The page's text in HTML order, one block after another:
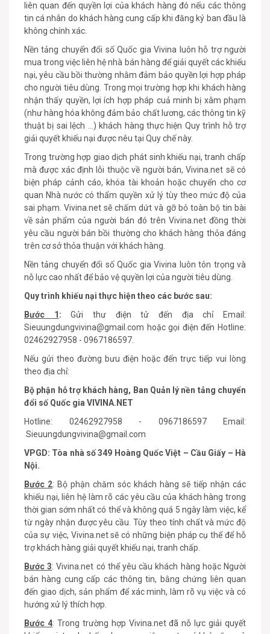
liên quan đến quyền lợi của khách hàng đó nếu các thông
tin cá nhân do khách hàng cung cấp khi đăng ký ban đầu là
không chính xác.
Nền tảng chuyển đổi số Quốc gia Vivina luôn hỗ trợ người
mua trong việc liên hệ nhà bán hàng để giải quyết các khiếu
nại, yêu cầu bồi thường nhằm đảm bảo quyền lợi hợp pháp
cho người tiêu dùng. Trong mọi trường hợp khi khách hàng
nhận thấy quyền, lợi ích hợp pháp cuả minh bị xâm phạm
(như hàng hóa không đảm bảo chất lương, các thông tin kỹ
thuật bị sai lệch …) khách hàng thực hiện Quy trình hỗ trợ
giải quyết khiếu nại được nêu tại Quy chế này.
Trong trường hợp giao dịch phát sinh khiếu nại, tranh chấp
mà được xác định lỗi thuộc về người bán, Vivina.net sẽ có
biện pháp cảnh cáo, khóa tài khoản hoặc chuyển cho cơ
quan Nhà nước có thẩm quyền xử lý tùy theo mức độ của
sai phạm. Vivina.net sẽ chấm dứt và gỡ bỏ toàn bộ tin bài
về sản phẩm của người bán đó trên Vivina.net đồng thời
yêu cầu người bán bồi thường cho khách hàng thỏa đáng
trên cơ sở thỏa thuận với khách hàng.
Nền tảng chuyển đổi số Quốc gia Vivina luôn tôn trọng và
nỗ lực cao nhất để bảo vệ quyền lợi của người tiêu dùng.
Quy trình khiếu nại thực hiện theo các bước sau:
Bước 1 : Gửi thư điện tử đến địa chỉ Email:
Sieuungdungvivina@gmail.com hoặc gọi điện đến Hotline:
02462927958 - 0967186597
Nếu gửi theo đường bưu điện hoặc đến trực tiếp vui lòng
theo địa chỉ:
Bộ phận hỗ trợ khách hàng, Ban Quản lý nền tảng chuyển
đổi số Quốc gia VIVINA.NET
Hotline: 02462927958 - 0967186597
Email:
Sieuungdungvivina@gmail.com
VPGD: Tòa nhà số 349 Hoàng Quốc Việt – Cầu Giấy – Hà
Nội.
Bước 2: Bộ phận chăm sóc khách hàng sẽ tiếp nhận các
khiếu nại, liên hệ làm rõ các yêu cầu của khách hàng trong
thời gian sớm nhất có thể và không quá 5 ngày làm việc, kể
từ ngày nhận được yêu cầu. Tùy theo tính chất và mức độ
của sự việc, Vivina.net sẽ có những biện pháp cụ thể để hỗ
trợ khách hàng giải quyết khiếu nại, tranh chấp.
Bước 3: Vivina.net có thể yêu cầu khách hàng hoặc Người
bán hàng cung cấp các thông tin, bằng chứng liên quan
đến giao dịch, sản phẩm để xác minh, làm rõ vụ việc và có
hướng xử lý thích hợp.
Bước 4: Trong trường hợp Vivina.net đã nỗ lực giải quyết